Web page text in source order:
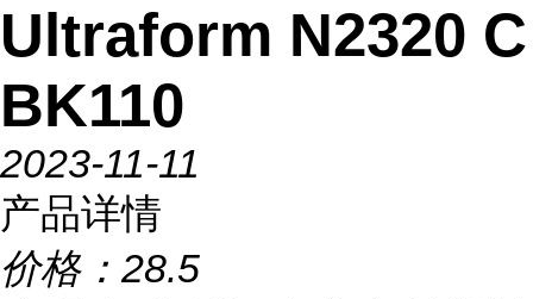
Ultraform N2320 C
BK110
2023-11-11
产品详情
价格： 28.5